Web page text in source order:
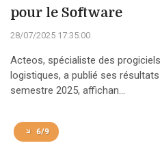
pour le Software
28/07/2025 17:35:00
Acteos, spécialiste des
logistiques, a publié ses
semestre 2025, affichan...
6/9